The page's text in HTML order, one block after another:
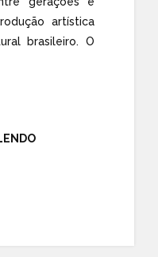
artística
brasileiro. O